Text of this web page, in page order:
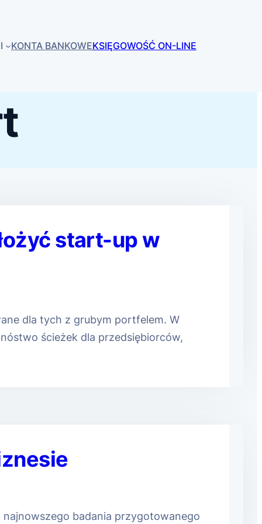
KONTA BANKOWEKSIĘGOWOŚĆ ON-LINE
start-up w
dla tych z grubym portfelem. W
ścieżek dla przedsiębiorców,
badania przygotowanego